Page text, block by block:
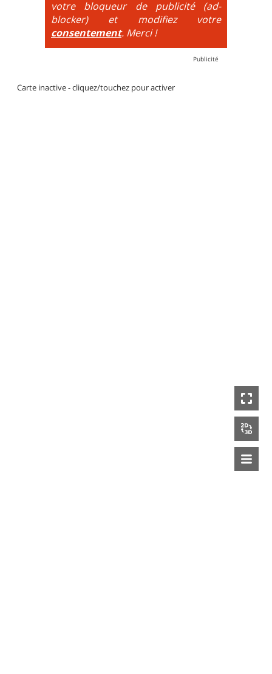
votre bloqueur de publicité (ad-
blocker) et modifiez votre
consentement. Merci !